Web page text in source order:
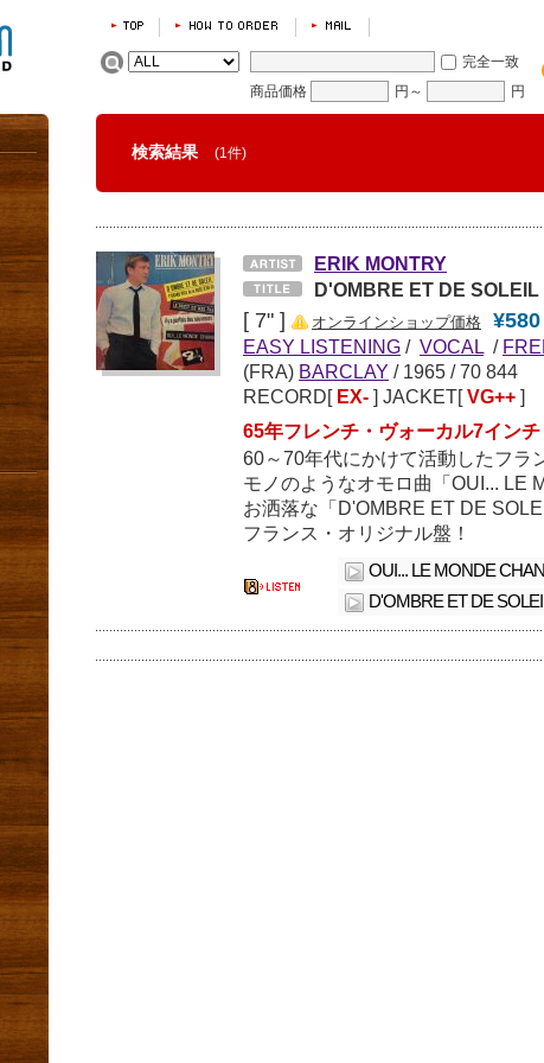
完全一致
商品価格
円～ 円
検索結果 (1件)
ERIK MONTRY
D'OMBRE ET DE SOLEIL
[ 7" ] オンラインショップ価格 ¥580
EASY LISTENING / VOCAL /
(FRA) BARCLAY /1965 / 70 844
RECORD[ EX- ] JACKET[VG++ ]
65年フレンチ・ヴォーカル7インチ
60～70年代にかけて活動したフラ
モノのようなオモロ曲「OUI... LE
お洒落な「D'OMBRE ET DE
フランス・オリジナル盤！
OUI... LE MONDE
D'OMBRE ET DE